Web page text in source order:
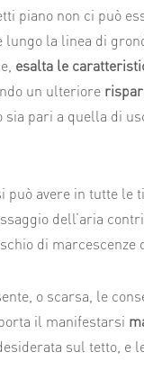
piano non ci può
la linea di
esalta le
un ulteriore
sia pari a quella di
può avere in tutte
dell’aria
di marcescenze
o scarsa, le
il manifestarsi
sul tetto, e